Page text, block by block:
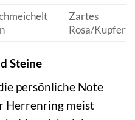
Zartes
Rosa/Kupfer
Steine
persönliche Note
Herrenring meist